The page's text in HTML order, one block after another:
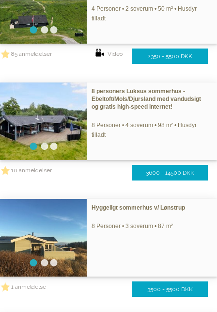
4 Personer • 2 soverum • 50 m² • Husdyr
tilladt
85 anmeldelser Video 2350 - 5500 DKK
8 personers Luksus sommerhus -
Ebeltoft/Mols/Djursland med vandudsigt
og gratis high-speed internet!
8 Personer • 4 soverum • 98 m² • Husdyr
tilladt
10 anmeldelser 3600 - 14500 DKK
Hyggeligt sommerhus v/ Lønstrup
8 Personer • 3 soverum • 87 m²
1 anmeldelse 3500 - 5500 DKK